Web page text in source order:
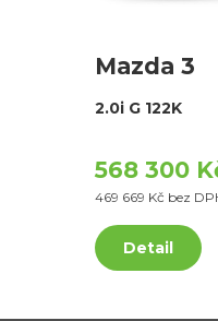
Mazda 3
2.0i G 122K
568 300
469 669 Kč bez
Detail